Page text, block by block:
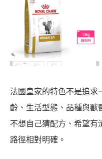
法國皇家的特色不是追
齡、生活型態、品種與獸
不想自己猜配方、希望
路徑相對明確。